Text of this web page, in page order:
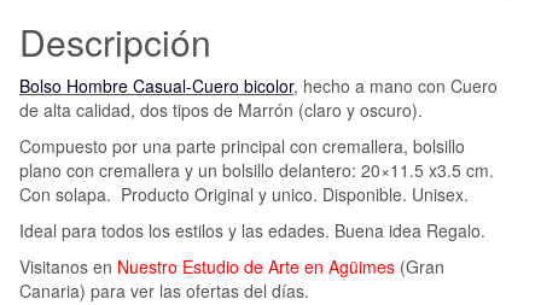
Descripción
Bolso Hombre Casual-Cuero bicolor, hecho a mano con Cuero
de alta calidad, dos tipos de Marrón (claro y oscuro).
Compuesto por una parte principal con cremallera, bolsillo
plano con cremallera y un bolsillo delantero: 20×11.5 x3.5 cm.
Con solapa. Producto Original y unico. Disponible. Unisex.
Ideal para todos los estilos y las edades. Buena idea Regalo.
Visitanos en Nuestro Estudio de Arte en Agüimes (Gran
Canaria) para ver las ofertas del días.